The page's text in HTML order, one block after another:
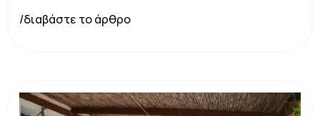
/διαβάστε το άρθρο